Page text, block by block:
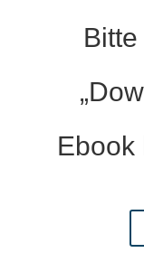
Ebook